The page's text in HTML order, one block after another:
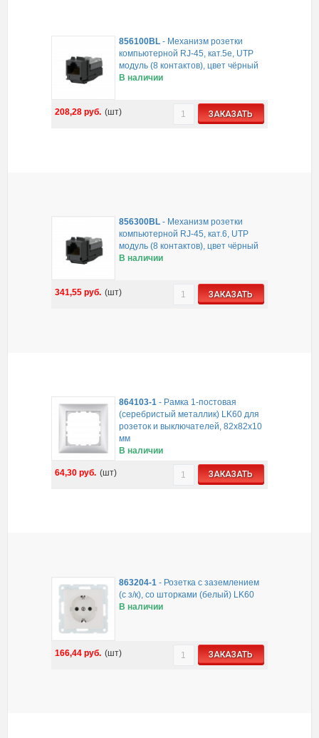
856100BL - Механизм розетки
компьютерной RJ-45, кат.5е, UTP
модуль (8 контактов), цвет чёрный
В наличии
208,28руб. (шт) ЗАКАЗАТЬ
856300BL - Механизм розетки
компьютерной RJ-45, кат.6, UTP
модуль (8 контактов), цвет чёрный
В наличии
341,55руб. (шт) ЗАКАЗАТЬ
864103-1 - Рамка 1-постовая
(серебристый металлик) LK60 для
розеток и выключателей, 82х82х10
мм
В наличии
64,30руб. (шт) ЗАКАЗАТЬ
863204-1 - Розетка с заземлением
(с з/к), со шторками (белый) LK60
В наличии
166,44руб. (шт) ЗАКАЗАТЬ